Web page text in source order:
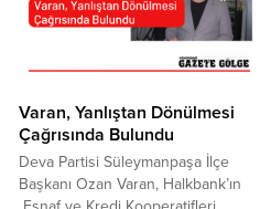
Atatürk Kültür Merkezi’nde
düzenlenen etkinlikle adaylarını
tanıttı. Tekirdağ Milletvekili
Çetinkaya, 2. sıradan Mehmet
Aytekin, 3. ıradan Emre Sevilmiş, 4.
sıradan İsmail Öztok, 5....
Varan, Yanlıştan Dönülmesi
Çağrısında Bulundu
Deva Partisi Süleymanpaşa İlçe
Başkanı Ozan Varan, Halkbank’ın